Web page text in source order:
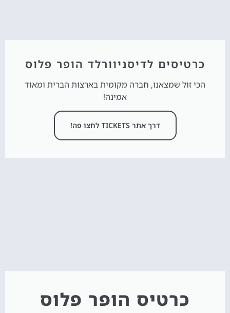
כרטיסים לדיסניוורלד הופר פלוס
הכי זול שמצאנו, חברה מקומית בארצות הברית ומאוד
אמינה!
דרך אתר TICKETS לחצו פה!
כרטיס הופר פלוס